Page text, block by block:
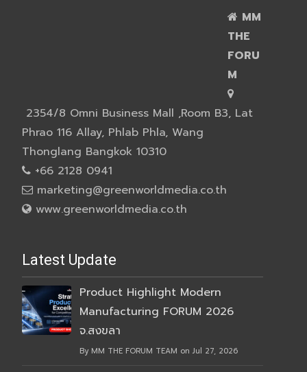
MM
THE
FORU
M
2354/8 Omni Business Mall ,Room B3, Lat
Phrao 116 Allay, Phlab Phla, Wang
Thonglang Bangkok 10310
+66 2128 0941
marketing@greenworldmedia.co.th
www.greenworldmedia.co.th
Latest Update
Product Highlight Modern
Manufacturing FORUM 2026
จ.สงขลา
By MM THE FORUM TEAM on Jul 27, 2026